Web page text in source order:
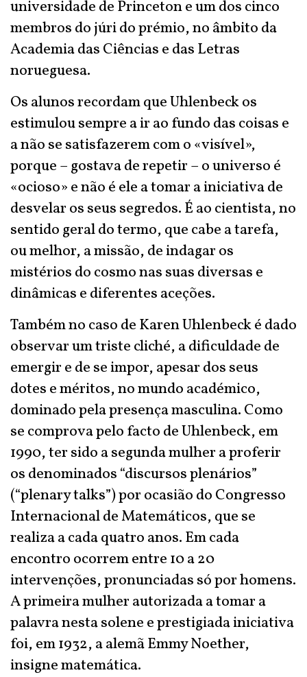
universidade de Princeton e um dos cinco
membros do júri do prémio, no âmbito da
Academia das Ciências e das Letras
norueguesa.
Os alunos recordam que Uhlenbeck os
estimulou sempre a ir ao fundo das coisas e
a não se satisfazerem com o «visível»,
porque – gostava de repetir – o universo é
«ocioso» e não é ele a tomar a iniciativa de
desvelar os seus segredos. É ao cientista, no
sentido geral do termo, que cabe a tarefa,
ou melhor, a missão, de indagar os
mistérios do cosmo nas suas diversas e
dinâmicas e diferentes aceções.
Também no caso de Karen Uhlenbeck é dado
observar um triste cliché, a dificuldade de
emergir e de se impor, apesar dos seus
dotes e méritos, no mundo académico,
dominado pela presença masculina. Como
se comprova pelo facto de Uhlenbeck, em
1990, ter sido a segunda mulher a proferir
os denominados “discursos plenários”
(“plenary talks”) por ocasião do Congresso
Internacional de Matemáticos, que se
realiza a cada quatro anos. Em cada
encontro ocorrem entre 10 a 20
intervenções, pronunciadas só por homens.
A primeira mulher autorizada a tomar a
palavra nesta solene e prestigiada iniciativa
foi, em 1932, a alemã Emmy Noether,
insigne matemática.